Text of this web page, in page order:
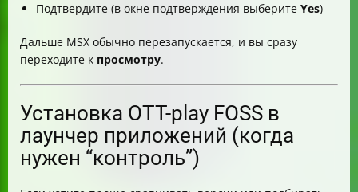
Подтвердите (в окне подтверждения выберите Yes)
Дальше MSX обычно перезапускается, и вы сразу
переходите к просмотру.
Установка OTT-play FOSS в
лаунчер приложений (когда
нужен “контроль”)